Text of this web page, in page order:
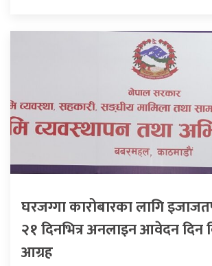
घरजग्गा कारोबारका लागि
२१ दिनभित्र अनलाइन आवेदन दिन
आग्रह